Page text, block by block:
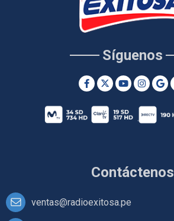
Contáctenos
ventas@radioexitosa.pe
Síguenos